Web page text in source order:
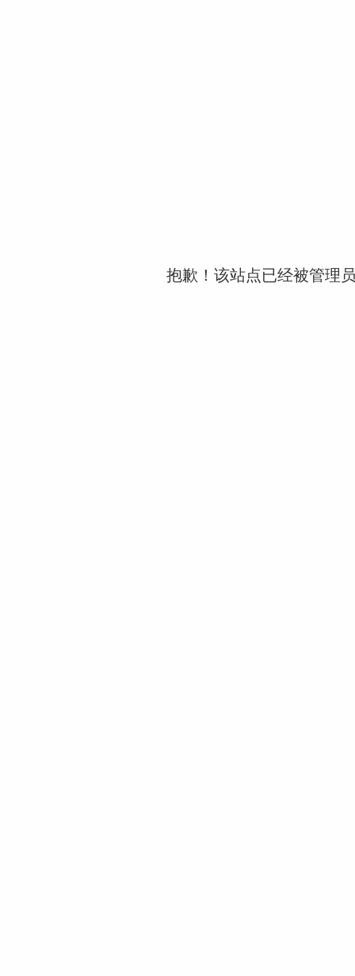
抱歉！该站点已经被管理